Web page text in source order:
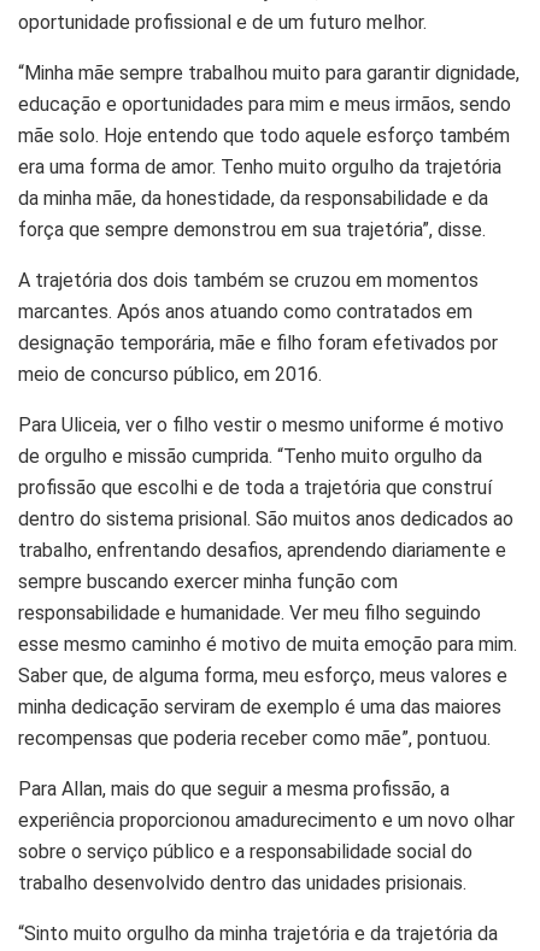
oportunidade profissional e de um futuro melhor.
“Minha mãe sempre trabalhou muito para garantir dignidade,
educação e oportunidades para mim e meus irmãos, sendo
mãe solo. Hoje entendo que todo aquele esforço também
era uma forma de amor. Tenho muito orgulho da trajetória
da minha mãe, da honestidade, da responsabilidade e da
força que sempre demonstrou em sua trajetória”, disse.
A trajetória dos dois também se cruzou em momentos
marcantes. Após anos atuando como contratados em
designação temporária, mãe e filho foram efetivados por
meio de concurso público, em 2016.
Para Uliceia, ver o filho vestir o mesmo uniforme é motivo
de orgulho e missão cumprida. “Tenho muito orgulho da
profissão que escolhi e de toda a trajetória que construí
dentro do sistema prisional. São muitos anos dedicados ao
trabalho, enfrentando desafios, aprendendo diariamente e
sempre buscando exercer minha função com
responsabilidade e humanidade. Ver meu filho seguindo
esse mesmo caminho é motivo de muita emoção para mim.
Saber que, de alguma forma, meu esforço, meus valores e
minha dedicação serviram de exemplo é uma das maiores
recompensas que poderia receber como mãe”, pontuou.
Para Allan, mais do que seguir a mesma profissão, a
experiência proporcionou amadurecimento e um novo olhar
sobre o serviço público e a responsabilidade social do
trabalho desenvolvido dentro das unidades prisionais.
“Sinto muito orgulho da minha trajetória e da trajetória da